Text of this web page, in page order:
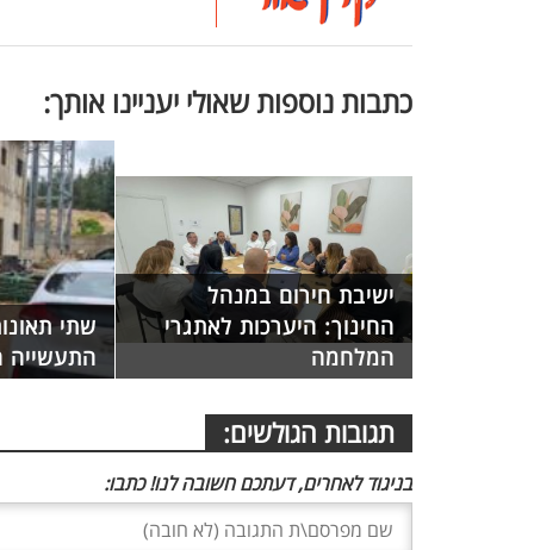
כתבות נוספות שאולי יעניינו אותך:
ישיבת חירום במנהל
החינוך: היערכות לאתגרי
המלחמה
שתי
התעשייה
תגובות הגולשים:
בניגוד לאחרים, דעתכם חשובה לנו! כתבו: